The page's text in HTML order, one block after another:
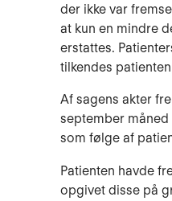
der ikke var
at kun en mindre
erstattes.
tilkendes
Af sagens akter
september
som følge af
Patienten havde
opgivet disse på